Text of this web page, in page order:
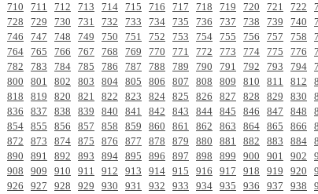
710 711 712 713 714 715 716 717 718 719 720 721 722
728 729 730 731 732 733 734 735 736 737 738 739 740
746 747 748 749 750 751 752 753 754 755 756 757 758
764 765 766 767 768 769 770 771 772 773 774 775 776
782 783 784 785 786 787 788 789 790 791 792 793 794
800 801 802 803 804 805 806 807 808 809 810 811 812
818 819 820 821 822 823 824 825 826 827 828 829 830
836 837 838 839 840 841 842 843 844 845 846 847 848
854 855 856 857 858 859 860 861 862 863 864 865 866
872 873 874 875 876 877 878 879 880 881 882 883 884
890 891 892 893 894 895 896 897 898 899 900 901 902
908 909 910 911 912 913 914 915 916 917 918 919 920
926 927 928 929 930 931 932 933 934 935 936 937 938